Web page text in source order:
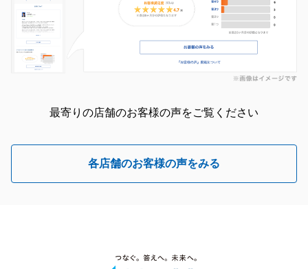
最寄りの店舗のお客様の声をご覧ください
各店舗のお客様の声をみる